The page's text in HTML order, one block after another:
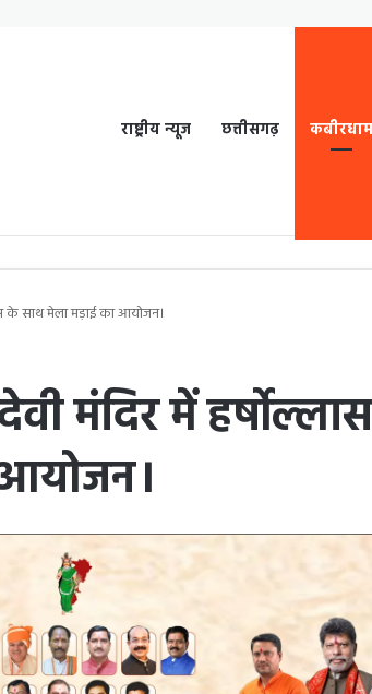
राष्ट्रीय न्यूज छत्तीसगढ़ कबीरधाम
के साथ मेला मड़ाई का आयोजन।
मंदिर में